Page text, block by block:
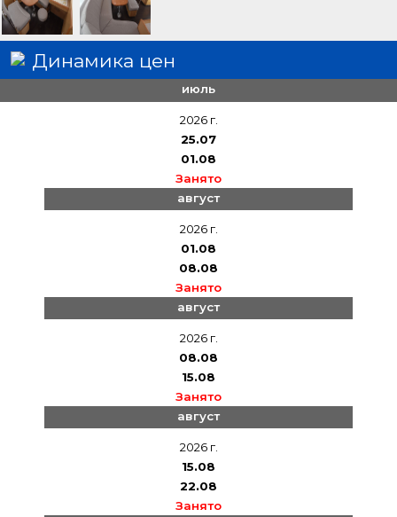
Динамика цен
июль
2026 г.
25.07
01.08
Занято
август
2026 г.
01.08
08.08
Занято
август
2026 г.
08.08
15.08
Занято
август
2026 г.
15.08
22.08
Занято